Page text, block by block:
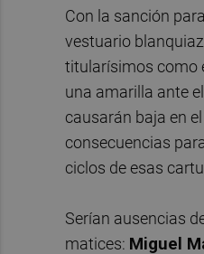
Con la sanción
vestuario
titularísimos como
una amarilla ante
causarán baja en el
consecuencias
ciclos de esas
Serían ausencias
matices: Miguel